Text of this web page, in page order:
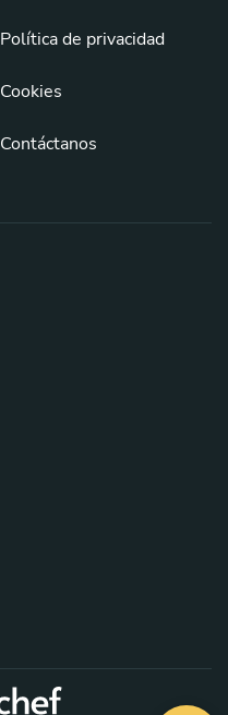
Política de privacidad
Cookies
Contáctanos